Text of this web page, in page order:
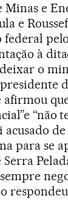
e
e
federal
à
o
afirmou
“não
acusado
para se